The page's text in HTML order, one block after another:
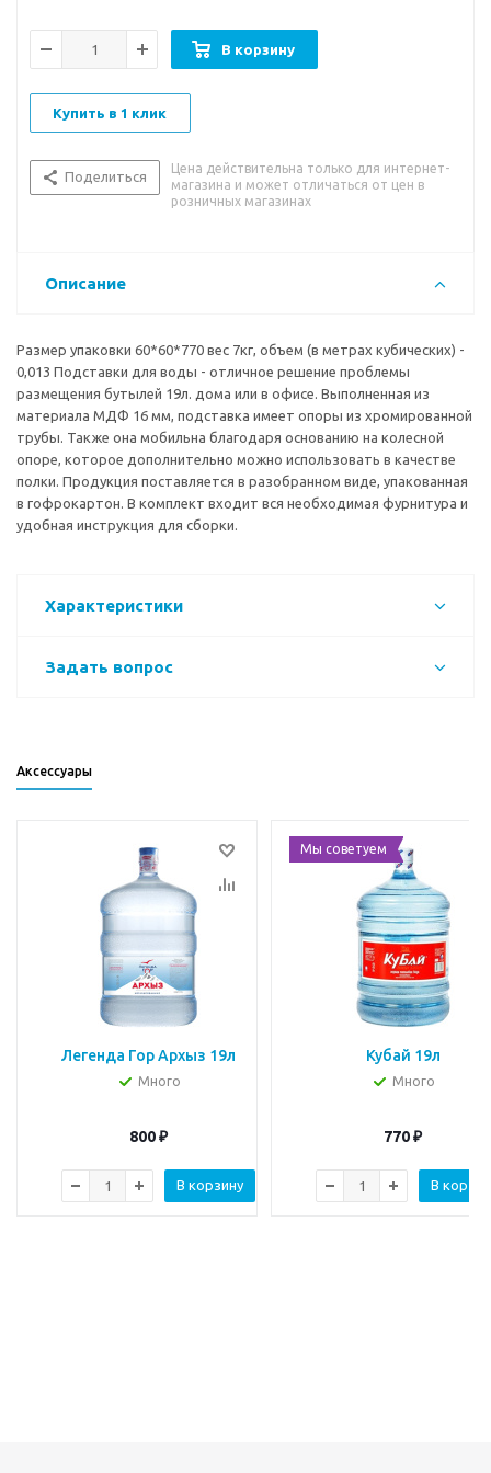
В корзину
Купить в 1 клик
Поделиться
Цена действительна только для интернет-
магазина и может отличаться от цен в
розничных магазинах
Описание
Размер упаковки 60*60*770 вес 7кг, объем (в метрах кубических) -
0,013 Подставки для воды - отличное решение проблемы
размещения бутылей 19л. дома или в офисе. Выполненная из
материала МДФ 16 мм, подставка имеет опоры из хромированной
трубы. Также она мобильна благодаря основанию на колесной
опоре, которое дополнительно можно использовать в качестве
полки. Продукция поставляется в разобранном виде, упакованная
в гофрокартон. В комплект входит вся необходимая фурнитура и
удобная инструкция для сборки.
Характеристики
Задать вопрос
Аксессуары
Легенда Гор Архыз 19л
Много
800₽
В корзину
Мы советуем
Кубай 19л
Много
770₽
В